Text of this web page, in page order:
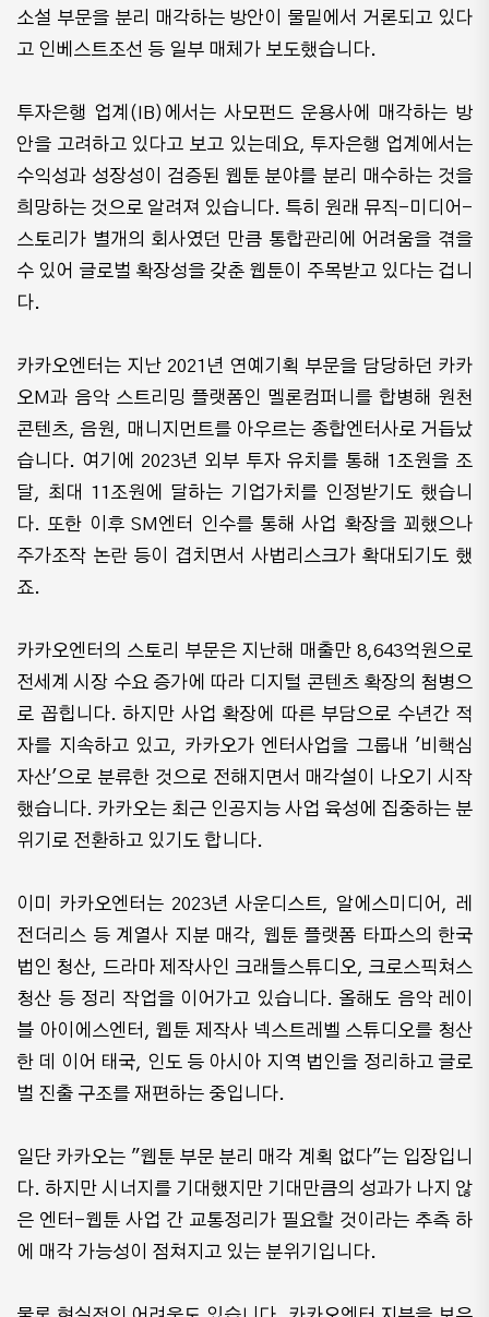
소설 부문을 분리 매각하는 방안이 물밑에서 거론되고 있다
고 인베스트조선 등 일부 매체가 보도했습니다.
투자은행 업계(IB)에서는 사모펀드 운용사에 매각하는 방
안을 고려하고 있다고 보고 있는데요, 투자은행 업계에서는
수익성과 성장성이 검증된 웹툰 분야를 분리 매수하는 것을
희망하는 것으로 알려져 있습니다. 특히 원래 뮤직-미디어-
스토리가 별개의 회사였던 만큼 통합관리에 어려움을 겪을
수 있어 글로벌 확장성을 갖춘 웹툰이 주목받고 있다는 겁니
다.
카카오엔터는 지난 2021년 연예기획 부문을 담당하던 카카
오M과 음악 스트리밍 플랫폼인 멜론컴퍼니를 합병해 원천
콘텐츠, 음원, 매니지먼트를 아우르는 종합엔터사로 거듭났
습니다. 여기에 2023년 외부 투자 유치를 통해 1조원을 조
달, 최대 11조원에 달하는 기업가치를 인정받기도 했습니
다. 또한 이후 SM엔터 인수를 통해 사업 확장을 꾀했으나
주가조작 논란 등이 겹치면서 사법리스크가 확대되기도 했
죠.
카카오엔터의 스토리 부문은 지난해 매출만 8,643억원으로
전세계 시장 수요 증가에 따라 디지털 콘텐츠 확장의 첨병으
로 꼽힙니다. 하지만 사업 확장에 따른 부담으로 수년간 적
자를 지속하고 있고, 카카오가 엔터사업을 그룹내 '비핵심
자산'으로 분류한 것으로 전해지면서 매각설이 나오기 시작
했습니다. 카카오는 최근 인공지능 사업 육성에 집중하는 분
위기로 전환하고 있기도 합니다.
이미 카카오엔터는 2023년 사운디스트, 알에스미디어, 레
전더리스 등 계열사 지분 매각, 웹툰 플랫폼 타파스의 한국
법인 청산, 드라마 제작사인 크래들스튜디오, 크로스픽쳐스
청산 등 정리 작업을 이어가고 있습니다. 올해도 음악 레이
블 아이에스엔터, 웹툰 제작사 넥스트레벨 스튜디오를 청산
한 데 이어 태국, 인도 등 아시아 지역 법인을 정리하고 글로
벌 진출 구조를 재편하는 중입니다.
일단 카카오는 "웹툰 부문 분리 매각 계획 없다"는 입장입니
다. 하지만 시너지를 기대했지만 기대만큼의 성과가 나지 않
은 엔터-웹툰 사업 간 교통정리가 필요할 것이라는 추측 하
에 매각 가능성이 점쳐지고 있는 분위기입니다.